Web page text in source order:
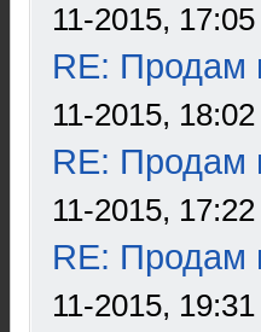
11-2015, 17:05
RE: Продам
11-2015, 18:02
RE: Продам
11-2015, 17:22
RE: Продам
11-2015, 19:31